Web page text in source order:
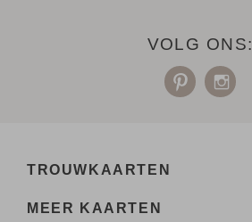
VOLG ONS:
TROUWKAARTEN
MEER KAARTEN